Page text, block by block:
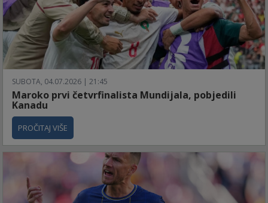
SUBOTA, 04.07.2026 | 21:45
Maroko prvi četvrfinalista Mundijala, pobjedili
Kanadu
PROČITAJ VIŠE